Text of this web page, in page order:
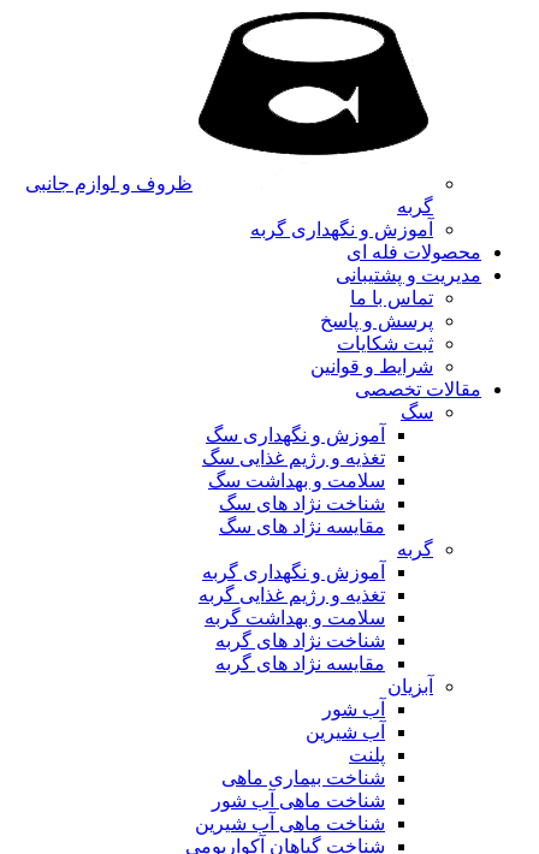
ظروف و لوازم جانبی
گربه
آموزش و نگهداری گربه
محصولات فله ای
مدیریت و پشتیبانی
تماس با ما
پرسش و پاسخ
ثبت شکایات
شرایط و قوانین
مقالات تخصصی
سگ
آموزش و نگهداری سگ
تغذیه و رژیم غذایی سگ
سلامت و بهداشت سگ
شناخت نژاد های سگ
مقایسه نژاد های سگ
گربه
آموزش و نگهداری گربه
تغذیه و رژیم غذایی گربه
سلامت و بهداشت گربه
شناخت نژاد های گربه
مقایسه نژاد های گربه
آبزیان
آب شور
آب شیرین
پلنت
شناخت بیماری ماهی
شناخت ماهی آب شور
شناخت ماهی آب شیرین
شناخت گیاهان آکواریومی